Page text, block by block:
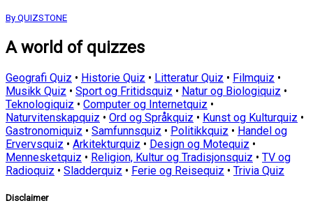
By QUIZSTONE
A world of quizzes
Geografi Quiz • Historie Quiz • Litteratur Quiz • Filmquiz •
Musikk Quiz • Sport og Fritidsquiz • Natur og Biologiquiz •
Teknologiquiz • Computer og Internetquiz •
Naturvitenskapquiz • Ord og Språkquiz • Kunst og Kulturquiz •
Gastronomiquiz • Samfunnsquiz • Politikkquiz • Handel og
Ervervsquiz • Arkitekturquiz • Design og Motequiz •
Mennesketquiz • Religion, Kultur og Tradisjonsquiz • TV og
Radioquiz • Sladderquiz • Ferie og Reisequiz • Trivia Quiz
Disclaimer